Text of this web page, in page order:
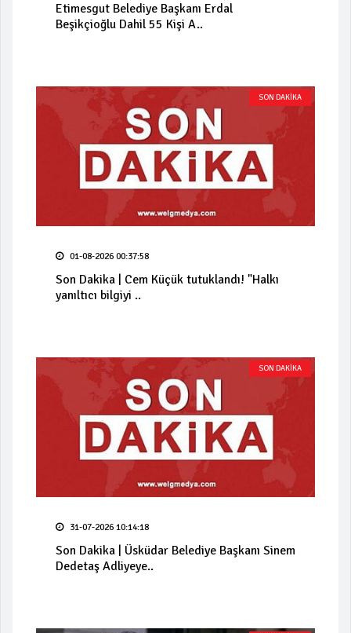
Etimesgut Belediye Başkanı Erdal
Beşikçioğlu Dahil 55 Kişi A..
SON DAKİKA
01-08-2026 00:37:58
Son Dakika | Cem Küçük tutuklandı! "Halkı
yanıltıcı bilgiyi ..
SON DAKİKA
31-07-2026 10:14:18
Son Dakika | Üsküdar Belediye Başkanı Sinem
Dedetaş Adliyeye..